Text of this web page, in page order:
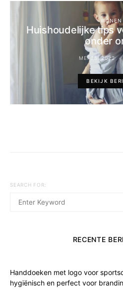
WONEN
Huishoudelijke tips
onder
MEI 25, 2022
BEKIJK
SEARCH FOR:
RECENTE
Handdoeken met logo voor
hygiënisch en perfect voor